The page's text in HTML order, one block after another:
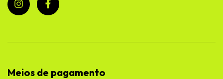
Meios de pagamento